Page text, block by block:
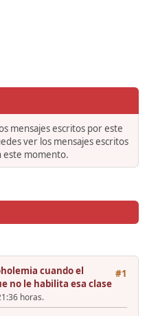
mensajes escritos por este
ver los mensajes escritos
este momento.
#1
cuando el
no le habilita esa clase
horas.